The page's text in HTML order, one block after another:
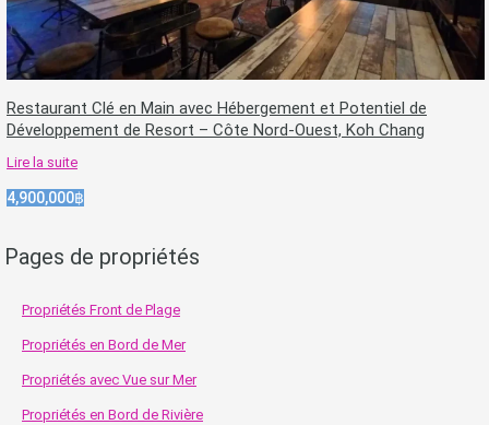
Restaurant Clé en Main avec Hébergement et Potentiel de
Développement de Resort – Côte Nord-Ouest, Koh Chang
Lire la suite
4,900,000฿
Pages de propriétés
Propriétés Front de Plage
Propriétés en Bord de Mer
Propriétés avec Vue sur Mer
Propriétés en Bord de Rivière